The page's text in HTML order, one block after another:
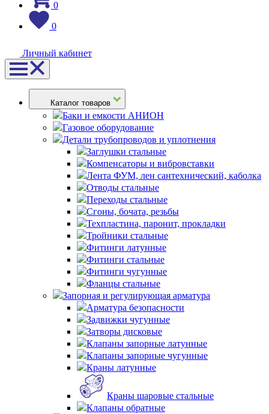
0
0
Личный кабинет
Каталог товаров
Баки и емкости АНИОН
Газовое оборудование
Детали трубопроводов и уплотнения
Заглушки стальные
Компенсаторы и вибровставки
Лента ФУМ, лен сантехнический, каболка
Отводы стальные
Переходы стальные
Сгоны, бочата, резьбы
Техпластина, паронит, прокладки
Тройники стальные
Фитинги латунные
Фитинги стальные
Фитинги чугунные
Фланцы стальные
Запорная и регулирующая арматура
Арматура безопасности
Задвижки чугунные
Затворы дисковые
Клапаны запорные латунные
Клапаны запорные чугунные
Краны латунные
Краны шаровые стальные
Клапаны обратные